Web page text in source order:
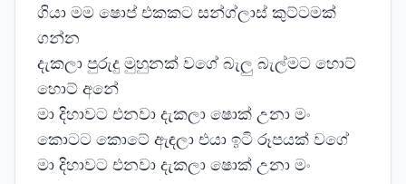
ගියා මම ෂොප් එකකට සන්ග්ලාස් කුට්ටමක්
ගන්න
දැකලා පුරුදු මුහුනක් වගේ බැලු බැල්මට හොට්
හොට් අනේ
මා දිහාවට එනවා දැකලා ෂොක් උනා මං
කොටට කොටේ ඇඳලා එයා ඉටි රූපයක් වගේ
මා දිහාවට එනවා දැකලා ෂොක් උනා මං